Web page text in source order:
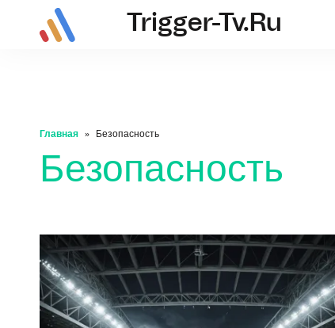
trigger-tv.ru
Trigger-Tv.ru
Главная Безопасность
Безопасность